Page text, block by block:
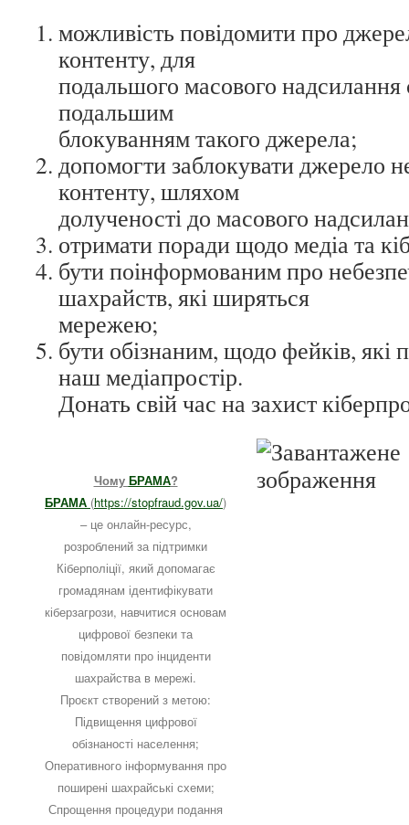
можливість повідомити про
контенту, для
подальшого масового надсилання
подальшим
блокуванням такого джерела;
допомогти заблокувати джерело
контенту, шляхом
долученості до масового
отримати поради щодо медіа та
бути поінформованим про
шахрайств, які ширяться
мережею;
бути обізнаним, щодо фейків, які
наш медіапростір.
Донать свій час на захист
Чому БРАМА?
БРАМА (https://stopfraud.gov.ua/)
– це онлайн-ресурс,
розроблений за підтримки
Кіберполіції, який допомагає
громадянам ідентифікувати
кіберзагрози, навчитися основам
цифрової безпеки та
повідомляти про інциденти
шахрайства в мережі.
Проєкт створений з метою:
Підвищення цифрової
обізнаності населення;
Оперативного інформування про
поширені шахрайські схеми;
Спрощення процедури подання